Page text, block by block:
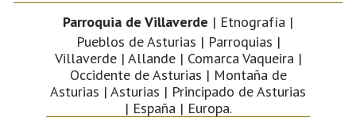
Parroquia de Villaverde | Etnografía |
Pueblos de Asturias | Parroquias |
Villaverde | Allande | Comarca Vaqueira |
Occidente de Asturias | Montaña de
Asturias | Asturias | Principado de Asturias
| España | Europa.